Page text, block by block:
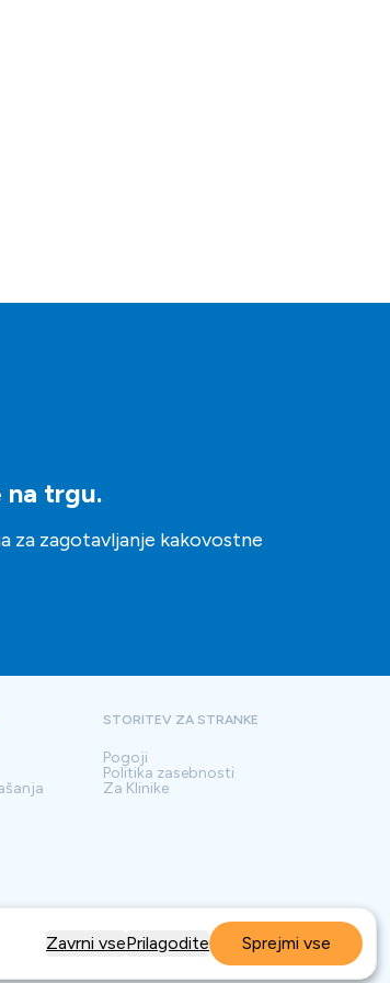
na trgu.
za zagotavljanje kakovostne
Zavrni vsePrilagodite Sprejmi vse
STORITEV ZA STRANKE
Pogoji
Politika zasebnosti
Za Klinike